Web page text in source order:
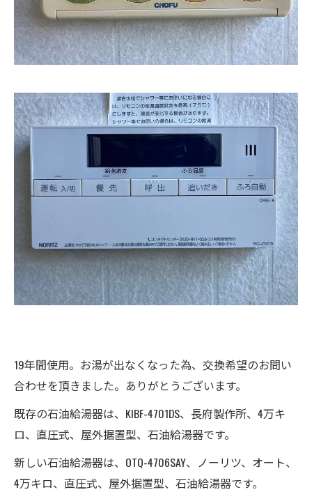
19年間使用。お湯が出なくなった為、交換希望のお問い
合わせを頂きました。ありがとうございます。
既存の石油給湯器は、KIBF-4701DS、長府製作所、4万キ
ロ、直圧式、屋外据置型、石油給湯器です。
新しい石油給湯器は、OTQ-4706SAY、ノーリツ、オート、
4万キロ、直圧式、屋外据置型、石油給湯器です。